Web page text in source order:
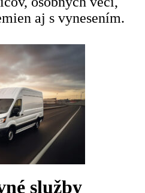
aj s vynesením.
služby